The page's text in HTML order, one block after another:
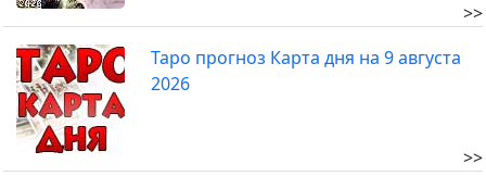
>>
Таро прогноз Карта дня на 9 августа
2026
>>